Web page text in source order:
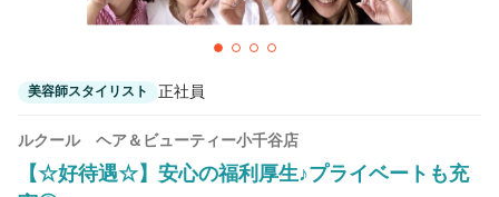
ネイリスト エステティシャン
営業・販売スタッフ・その他
美容師スタイリスト 正社員
ルクール ヘア＆ビューティー小千谷店
【☆好待遇☆】安心の福利厚生♪プライベートも充